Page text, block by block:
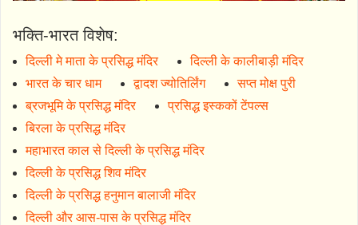
भक्ति-भारत विशेष:
दिल्ली मे माता के प्रसिद्ध मंदिर
दिल्ली के कालीबाड़ी मंदिर
भारत के चार धाम
द्वादश ज्योतिर्लिंग
सप्त मोक्ष पुरी
ब्रजभूमि के प्रसिद्ध मंदिर
प्रसिद्ध इस्ककों टेंपल्स
बिरला के प्रसिद्ध मंदिर
महाभारत काल से दिल्ली के प्रसिद्ध मंदिर
दिल्ली के प्रसिद्ध शिव मंदिर
दिल्ली के प्रसिद्ध हनुमान बालाजी मंदिर
दिल्ली और आस-पास के प्रसिद्ध मंदिर